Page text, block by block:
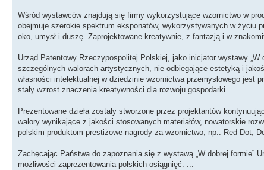
Wśród wystawców znajdują się firmy wykorzystujące wzornictwo w
obejmuje szerokie spektrum eksponatów, wykorzystywanych w życiu
oko, umysł i duszę. Zaprojektowane kreatywnie, z fantazją i w
Urząd Patentowy Rzeczypospolitej Polskiej, jako inicjator wystawy
szczególnych walorach artystycznych, nie odbiegające estetyką i
własności intelektualnej w dziedzinie wzornictwa przemysłowego jest
stały wzrost znaczenia kreatywności dla rozwoju gospodarki.
Prezentowane dzieła zostały stworzone przez projektantów
walory wynikające z jakości stosowanych materiałów, nowatorskie
polskim produktom prestiżowe nagrody za wzornictwo, np.: Red Dot,
Zachęcając Państwa do zapoznania się z wystawą „W dobrej formie”
możliwości zaprezentowania polskich osiągnięć. ...